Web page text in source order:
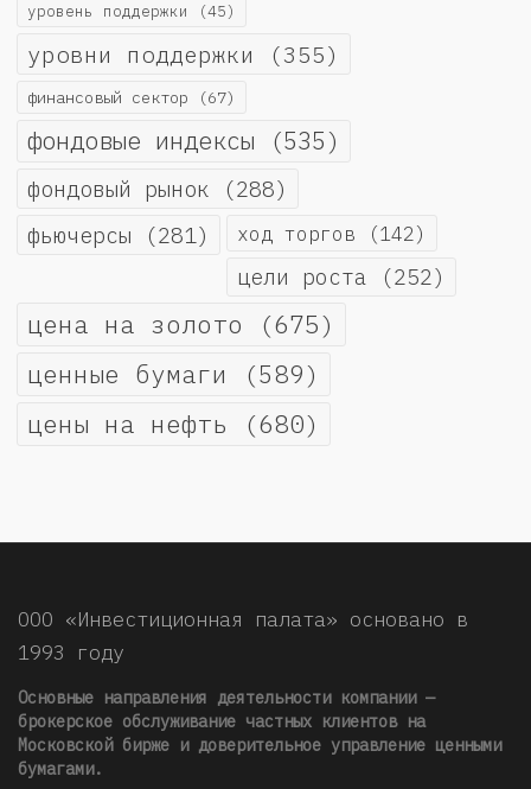
уровень поддержки (45)
уровни поддержки (355)
финансовый сектор (67)
фондовые индексы (535)
фондовый рынок (288)
фьючерсы (281) ход торгов (142)
цели роста (252)
цена на золото (675)
ценные бумаги (589)
цены на нефть (680)
ООО «Инвестиционная палата» основано в
1993 году
Основные направления деятельности компании —
брокерское обслуживание частных клиентов на
Московской бирже и доверительное управление ценными
бумагами.